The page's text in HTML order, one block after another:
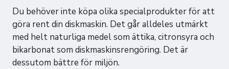
Du behöver inte köpa olika specialprodukter för att
göra rent din diskmaskin. Det går alldeles utmärkt
med helt naturliga medel som ättika, citronsyra och
bikarbonat som diskmaskinsrengöring. Det är
dessutom bättre för miljön.